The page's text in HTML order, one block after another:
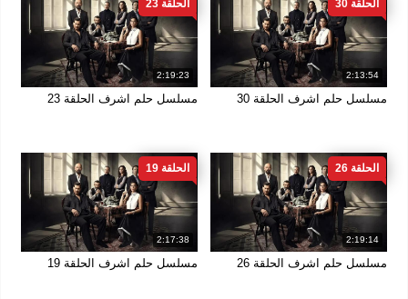
2:13:54
الحلقة 30
مسلسل حلم اشرف الحلقة 30
2:19:23
الحلقة 23
مسلسل حلم اشرف الحلقة 23
2:19:14
الحلقة 26
مسلسل حلم اشرف الحلقة 26
2:17:38
الحلقة 19
مسلسل حلم اشرف الحلقة 19